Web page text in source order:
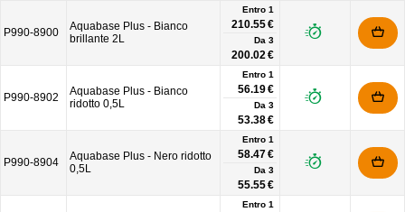
P990-8900
Aquabase Plus - Bianco
brillante 2L
Entro 1
210.55 €
Da 3
200.02 €
P990-8902
Aquabase Plus - Bianco
ridotto 0,5L
Entro 1
56.19 €
Da 3
53.38 €
P990-8904
Aquabase Plus - Nero ridotto
0,5L
Entro 1
58.47 €
Da 3
55.55 €
Entro 1